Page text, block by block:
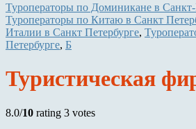
Туроператоры по Доминикане в Санкт-
Туроператоры по Китаю в Санкт
Италии в Санкт Петербурге,
Петербурге, Б
Туристическая
8.0/10 rating 3 votes